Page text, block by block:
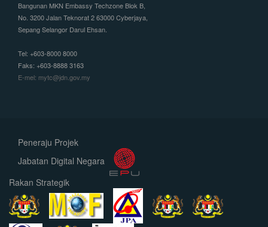
Bangunan MKN Embassy Techzone Blok B,
No. 3200 Jalan Teknorat 2 63000 Cyberjaya,
Sepang Selangor Darul Ehsan.
Tel: +603-8000 8000
Faks: +603-8888 3163
E-mel: mytc@jdn.gov.my
Peneraju Projek
Jabatan Digital Negara
Rakan Strategik